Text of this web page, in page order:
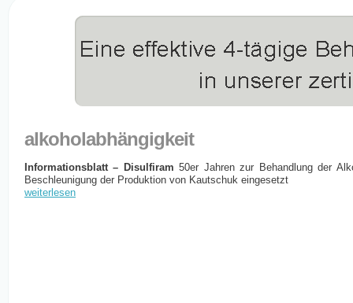
alkoholabhängigkeit
Informationsblatt – Disulfiram 50er Jahren zur Behandlung der
Beschleunigung der Produktion von Kautschuk eingesetzt
weiterlesen